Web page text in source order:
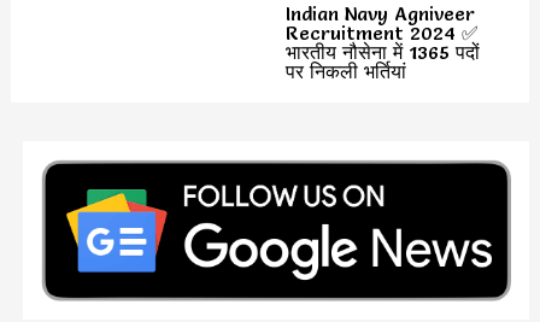
Indian Navy Agniveer
Recruitment 2024 ✅
भारतीय नौसेना में 1365 पदों
पर निकली भर्तियां